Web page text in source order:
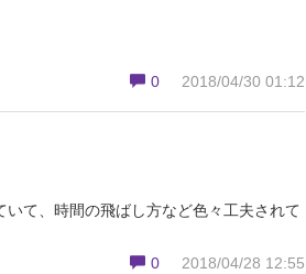
0
2018/04/30 01:12
て、時間の飛ばし方など色々工夫されて
0
2018/04/28 12:55